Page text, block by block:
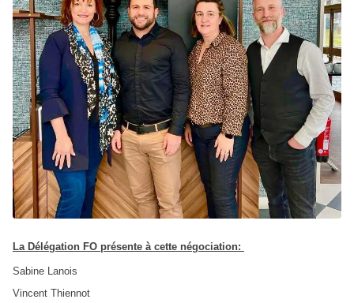
La Délégation FO présente à cette négociation:
Sabine Lanois
Vincent Thiennot